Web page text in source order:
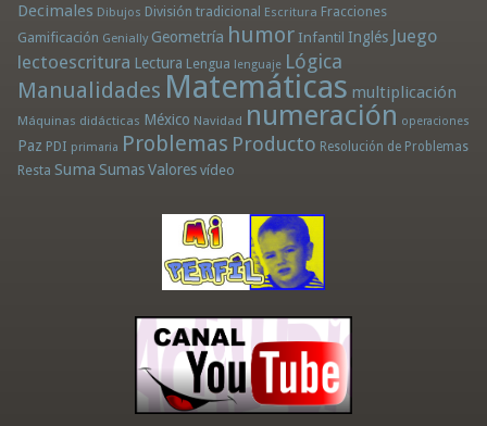
Decimales Dibujos División tradicional Escritura Fracciones
Gamificación Genially Geometría humor Infantil Inglés Juego
lectoescritura Lectura Lengua lenguaje Lógica
Manualidades Matemáticas multiplicación
Máquinas didácticas México Navidad numeración operaciones
Paz PDI primaria Problemas Producto Resolución de Problemas
Resta Suma Sumas Valores vídeo